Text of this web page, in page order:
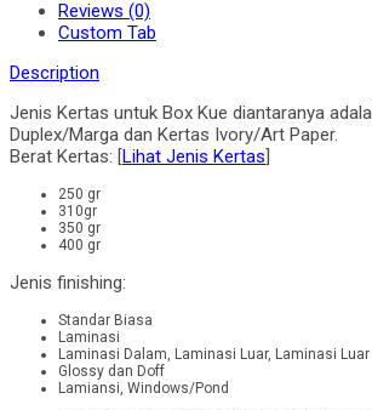
Reviews (0)
Custom Tab
Description
Jenis Kertas untuk Box Kue diantaranya
Duplex/Marga dan Kertas Ivory/Art Paper.
Berat Kertas: [Lihat Jenis Kertas]
250 gr
310gr
350 gr
400 gr
Jenis finishing:
Standar Biasa
Laminasi
Laminasi Dalam, Laminasi Luar, Laminasi
Glossy dan Doff
Lamiansi, Windows/Pond